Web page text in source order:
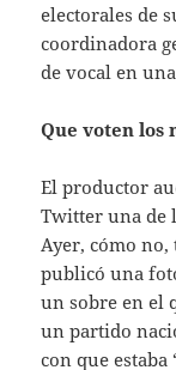
electorales de
coordinadora
de vocal en
Que voten los
El productor
Twitter una de
Ayer, cómo no,
publicó una
un sobre en el
un partido
con que